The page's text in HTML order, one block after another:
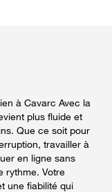
à Cavarc Avec la
plus fluide et
Que ce soit pour
travailler à
en ligne sans
rythme. Votre
une fiabilité qui